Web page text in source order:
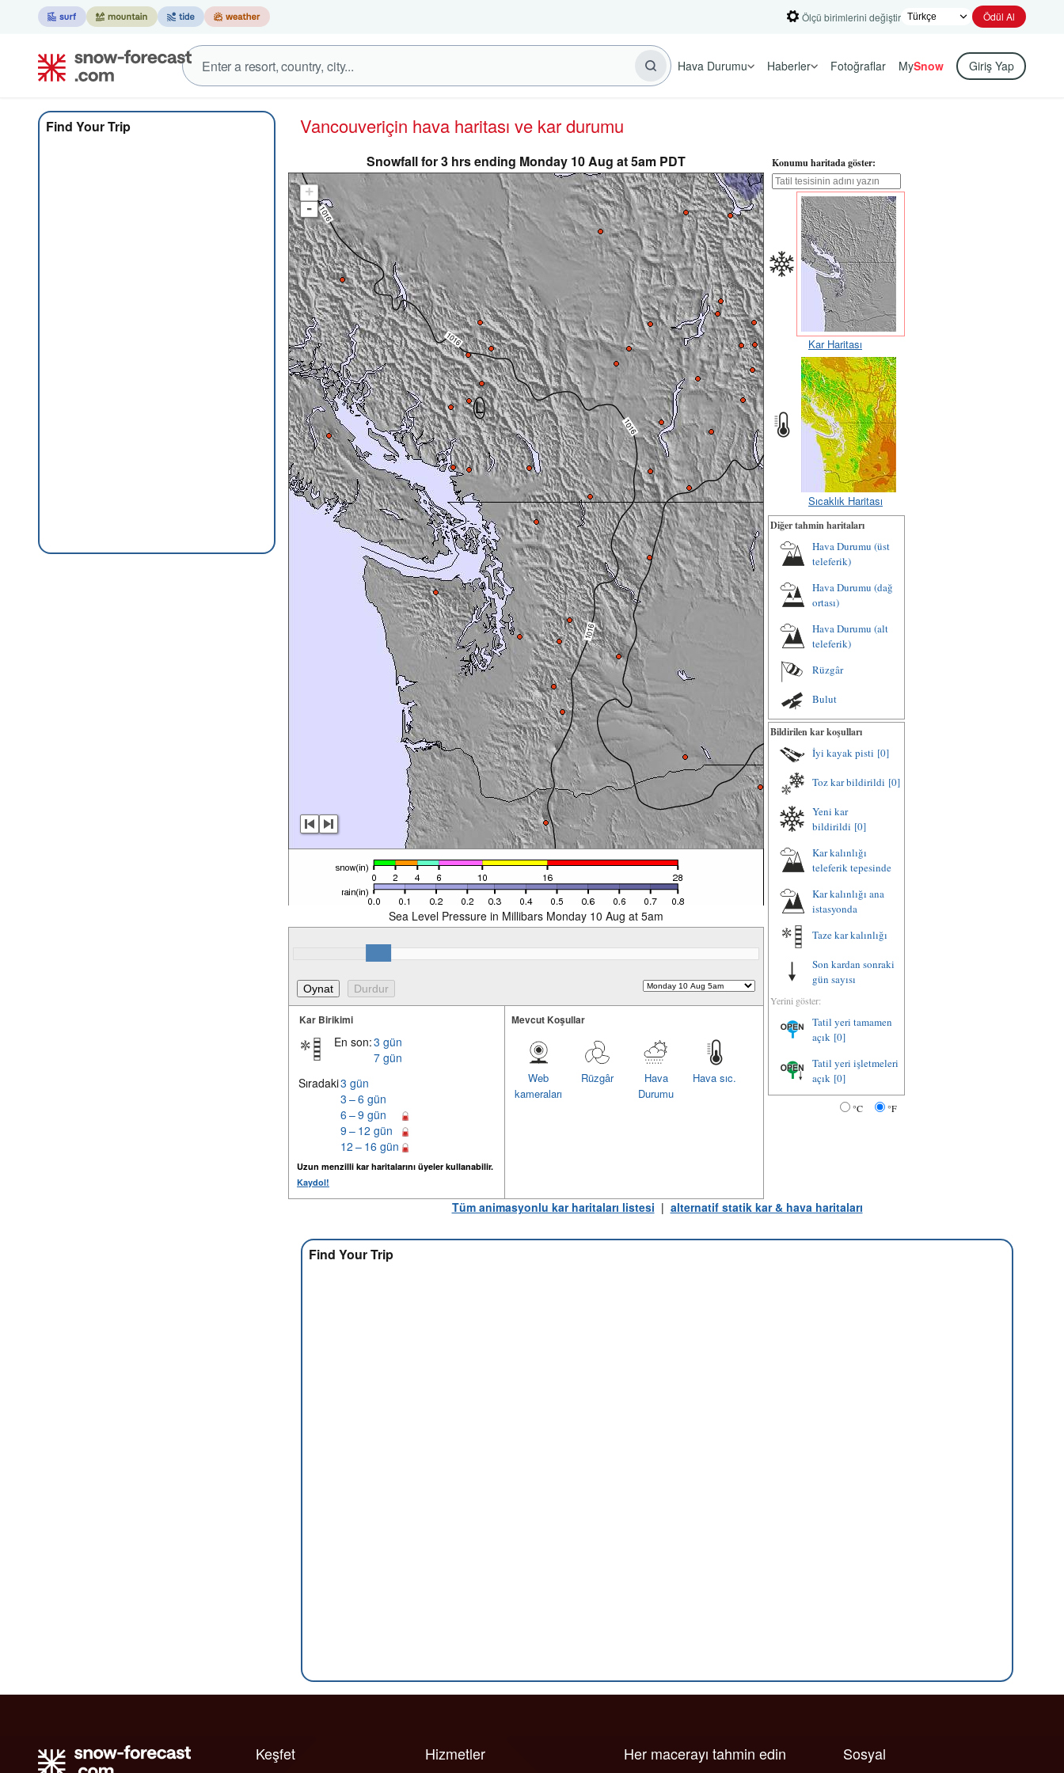
Ölçü birimlerini değiştir Ödül Al
Hava Durumu Haberler Fotoğraflar MySnow Giriş Yap
Find Your Trip Vancouveriçin hava haritası ve kar durumu
Snowfall for 3 hrs ending Monday 10 Aug at 5am PDT
+
-
Sea Level Pressure in Millibars Monday 10 Aug at 5am
Kar Birikimi
En son:3 gün
7 gün
Sıradaki3 gün
3 – 6 gün
6 – 9 gün
9 – 12 gün
12 – 16 gün
Uzun menzilli kar haritalarını üyeler kullanabilir.
Kaydol!
Mevcut Koşullar
Hava sıc.
Hava
Durumu
Rüzgâr
Web
kameraları
Konumu haritada göster:
Kar Haritası
Sıcaklık Haritası
Diğer tahmin haritaları
Hava Durumu (üst
teleferik)
Hava Durumu (dağ
ortası)
Hava Durumu (alt
teleferik)
Rüzgâr
Bulut
Bildirilen kar koşulları
İyi kayak pisti [0]
Toz kar bildirildi [0]
Yeni kar
bildirildi [0]
Kar kalınlığı
teleferik tepesinde
Kar kalınlığı ana
istasyonda
Taze kar kalınlığı
Son kardan sonraki
gün sayısı
Yerini göster:
Tatil yeri tamamen
açık [0]
Tatil yeri işletmeleri
açık [0]
°C °F
Tüm animasyonlu kar haritaları listesi | alternatif statik kar & hava haritaları
Find Your Trip
Keşfet Hizmetler Sosyal
Her macerayı tahmin edin